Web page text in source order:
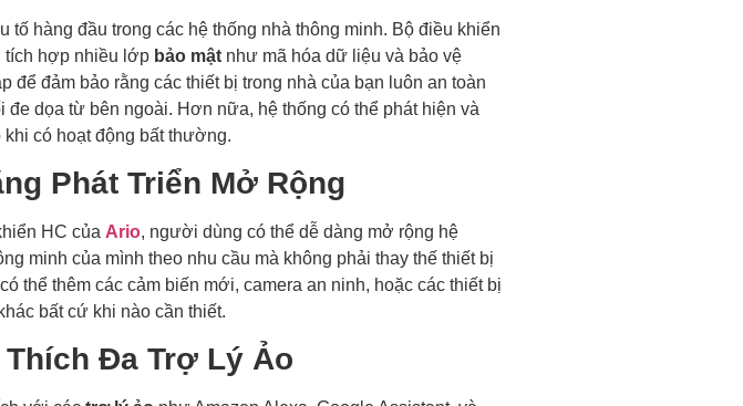
tố hàng đầu trong các hệ thống nhà thông minh. Bộ điều khiển
tích hợp nhiều lớp bảo mật như mã hóa dữ liệu và bảo vệ
để đảm bảo rằng các thiết bị trong nhà của bạn luôn an toàn
đe dọa từ bên ngoài. Hơn nữa, hệ thống có thể phát hiện và
có hoạt động bất thường.
Phát Triển Mở Rộng
HC của Ario, người dùng có thể dễ dàng mở rộng hệ
minh của mình theo nhu cầu mà không phải thay thế thiết bị
thể thêm các cảm biến mới, camera an ninh, hoặc các thiết bị
bất cứ khi nào cần thiết.
Đa Trợ Lý Ảo